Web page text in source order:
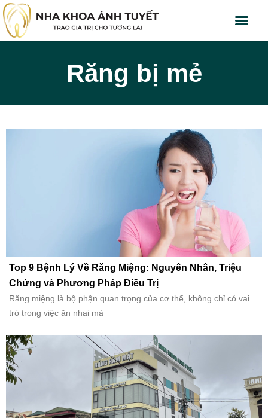
Răng bị mẻ
Top 9 Bệnh Lý Về Răng Miệng: Nguyên Nhân, Triệu
Chứng và Phương Pháp Điều Trị
Răng miệng là bộ phận quan trọng của cơ thể, không chỉ có vai
trò trong việc ăn nhai mà